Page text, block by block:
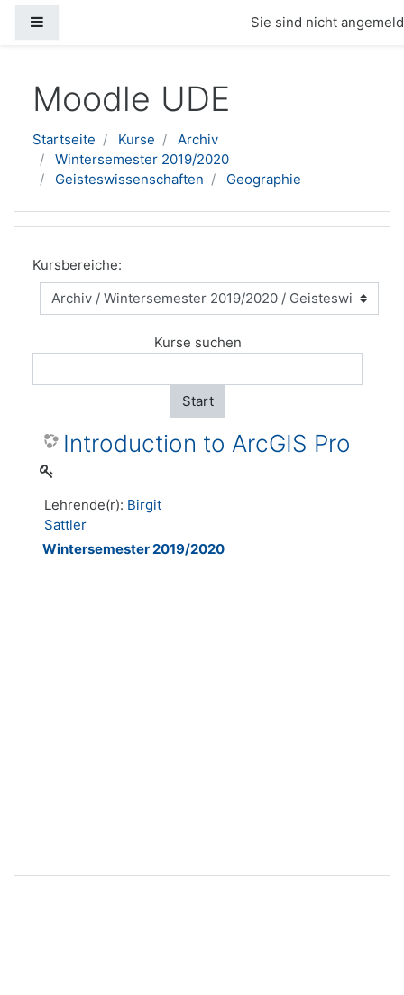
Sie sind nicht
Moodle UDE
Startseite Kurse
Archiv
Wintersemester 2019/2020
Geisteswissenschaften
Geographie
Kursbereiche:
Kurse suchen
Start
Introduction to ArcGIS Pro
Lehrende(r): Birgit
Sattler
Wintersemester 2019/2020